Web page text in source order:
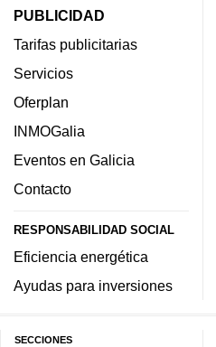
PUBLICIDAD
Tarifas publicitarias
Servicios
Oferplan
INMOGalia
Eventos en Galicia
Contacto
RESPONSABILIDAD SOCIAL
Eficiencia energética
Ayudas para inversiones
SECCIONES